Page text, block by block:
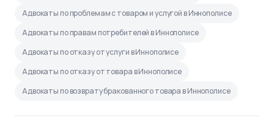
Адвокаты по проблемам с товаром и услугой в Иннополисе
Адвокаты по правам потребителей в Иннополисе
Адвокаты по отказу от услуги в Иннополисе
Адвокаты по отказу от товара в Иннополисе
Адвокаты по возврату бракованного товара в Иннополисе